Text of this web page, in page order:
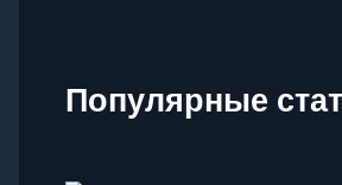
Популярные